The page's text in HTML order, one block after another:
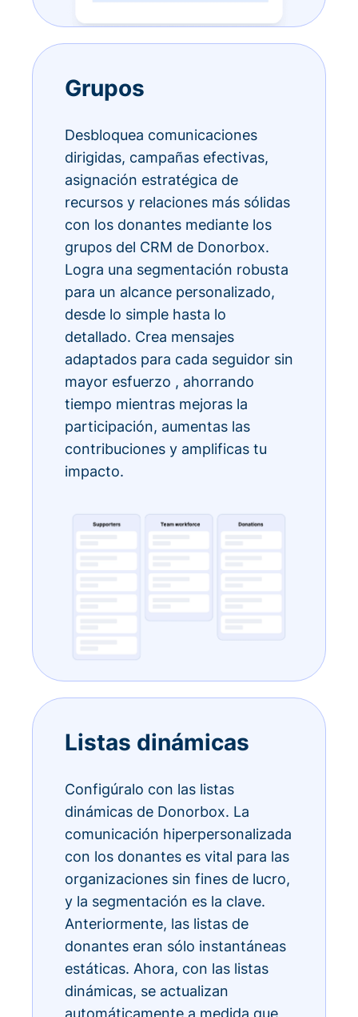
Grupos
Desbloquea comunicaciones
dirigidas, campañas efectivas,
asignación estratégica de
recursos y relaciones más sólidas
con los donantes mediante los
grupos del CRM de Donorbox.
Logra una segmentación robusta
para un alcance personalizado,
desde lo simple hasta lo
detallado. Crea mensajes
adaptados para cada seguidor sin
mayor esfuerzo , ahorrando
tiempo mientras mejoras la
participación, aumentas las
contribuciones y amplificas tu
impacto.
Listas dinámicas
Configúralo con las listas
dinámicas de Donorbox. La
comunicación hiperpersonalizada
con los donantes es vital para las
organizaciones sin fines de lucro,
y la segmentación es la clave.
Anteriormente, las listas de
donantes eran sólo instantáneas
estáticas. Ahora, con las listas
dinámicas, se actualizan
automáticamente a medida que